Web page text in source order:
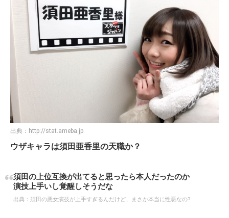
出典： http://stat.ameba.jp
ウザキャラは須田亜香里の天職か？
須田の上位互換が出てると思ったら本人だったのか
演技上手いし覚醒しそうだな
出典： 須田の悪女演技が上手すぎるんだけど、まさか本当に性悪なの?